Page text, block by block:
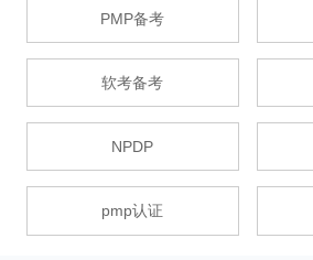
PMP备考
软考备考
NPDP
pmp认证